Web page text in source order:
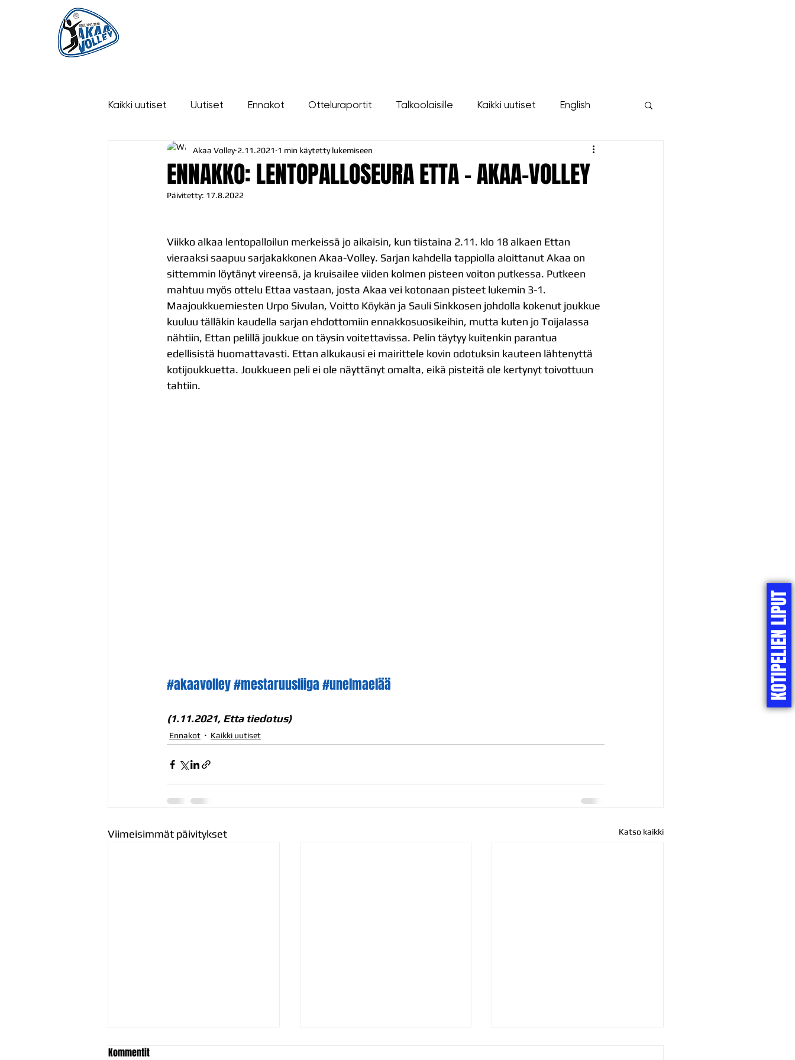
KOTIPELIEN LIPUT
Kaikki uutiset Uutiset Ennakot Otteluraportit Talkoolaisille Kaikki uutiset English
ENNAKKO: LENTOPALLOSEURA ETTA - AKAA-VOLLEY
Akaa Volley 2.11.2021 1 min käytetty lukemiseen
Päivitetty: 17.8.2022
Viikko alkaa lentopalloilun merkeissä jo aikaisin, kun tiistaina 2.11. klo 18 alkaen Ettan
vieraaksi saapuu sarjakakkonen Akaa-Volley. Sarjan kahdella tappiolla aloittanut Akaa on
sittemmin löytänyt vireensä, ja kruisailee viiden kolmen pisteen voiton putkessa. Putkeen
mahtuu myös ottelu Ettaa vastaan, josta Akaa vei kotonaan pisteet lukemin 3-1.
Maajoukkuemiesten Urpo Sivulan, Voitto Köykän ja Sauli Sinkkosen johdolla kokenut joukkue
kuuluu tälläkin kaudella sarjan ehdottomiin ennakkosuosikeihin, mutta kuten jo Toijalassa
nähtiin, Ettan pelillä joukkue on täysin voitettavissa. Pelin täytyy kuitenkin parantua
edellisistä huomattavasti. Ettan alkukausi ei mairittele kovin odotuksin kauteen lähtenyttä
kotijoukkuetta. Joukkueen peli ei ole näyttänyt omalta, eikä pisteitä ole kertynyt toivottuun
tahtiin.
#akaavolley#mestaruusliiga#unelmaelää
(1.11.2021, Etta tiedotus)
Ennakot Kaikki uutiset
Viimeisimmät päivitykset Katso kaikki
Kommentit